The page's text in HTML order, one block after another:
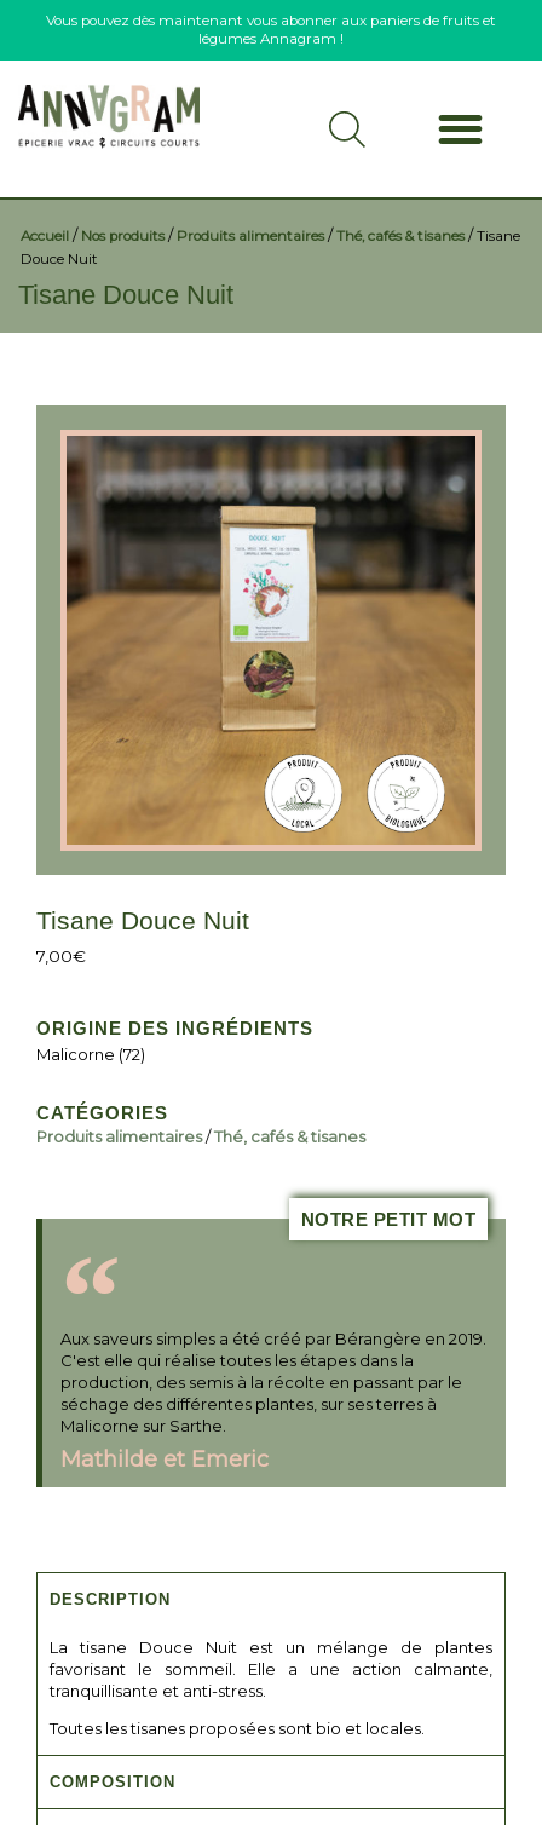
Accueil / Nos produits/ Produits alimentaires/Thé, cafés & tisanes/Tisane
Douce Nuit
Tisane Douce Nuit
Tisane Douce Nuit
7,00€
ORIGINE DES INGRÉDIENTS
Malicorne (72)
CATÉGORIES
Produits alimentaires/Thé, cafés & tisanes
Aux saveurs simples a été créé par Bérangère en 2019.
C'est elle qui réalise toutes les étapes dans la
production, des semis à la récolte en passant par le
séchage des différentes plantes, sur ses terres à
Malicorne sur Sarthe.
Mathilde et Emeric
NOTRE PETIT MOT
DESCRIPTION
La tisane Douce Nuit est un mélange de plantes
favorisant le sommeil. Elle a une action calmante,
tranquillisante et anti-stress.
Toutes les tisanes proposées sont bio et locales.
COMPOSITION
Vous pouvez dès maintenant vous abonner aux paniers de fruits et
légumes Annagram !